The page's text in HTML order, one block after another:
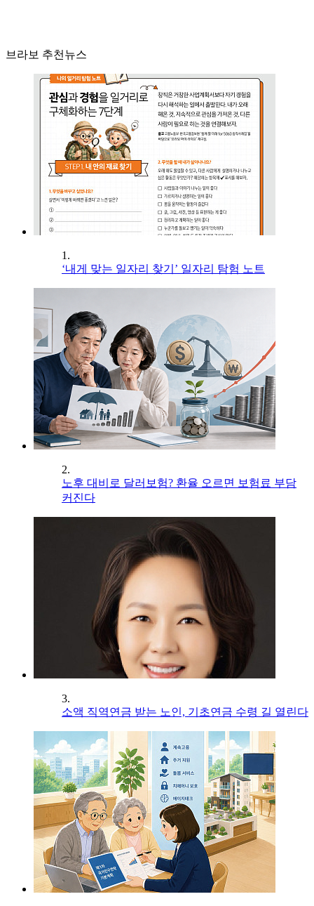
브라보 추천뉴스
1.
‘내게 맞는 일자리 찾기’ 일자리 탐험 노트
2.
노후 대비로 달러보험? 환율 오르면 보험료 부담
커진다
3.
소액 직역연금 받는 노인, 기초연금 수령 길 열린다